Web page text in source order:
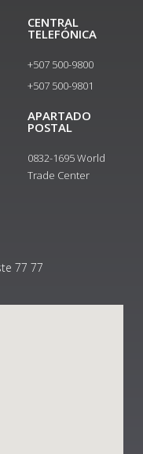
CENTRAL
TELEFÓNICA
+507 500-9800
+507 500-9801​
APARTADO
POSTAL
0832-1695 World
Trade Center
77 77